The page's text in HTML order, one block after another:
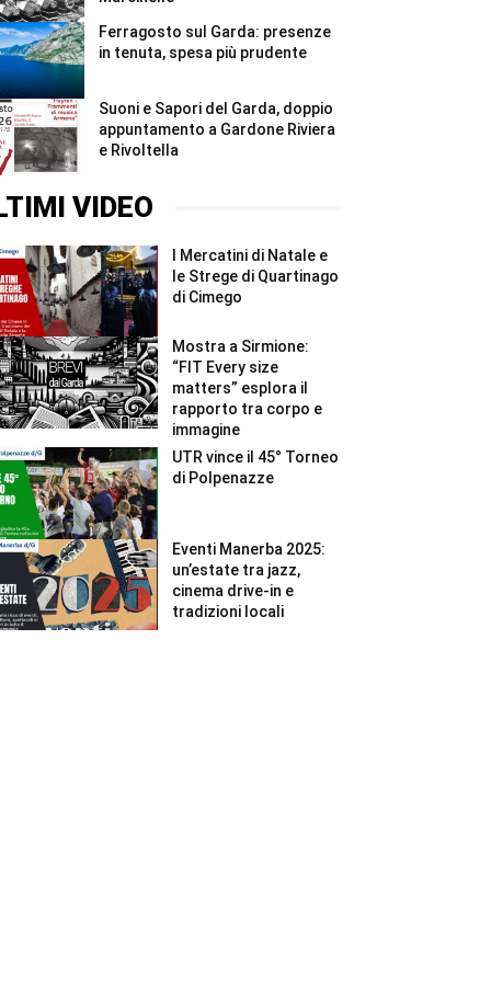
Ferragosto sul Garda: presenze
in tenuta, spesa più prudente
Suoni e Sapori del Garda, doppio
appuntamento a Gardone Riviera
e Rivoltella
VIDEO
I Mercatini di Natale e
le Strege di Quartinago
di Cimego
Mostra a Sirmione:
“FIT Every size
matters” esplora il
rapporto tra corpo e
immagine
UTR vince il 45° Torneo
di Polpenazze
Eventi Manerba 2025:
un’estate tra jazz,
cinema drive-in e
tradizioni locali